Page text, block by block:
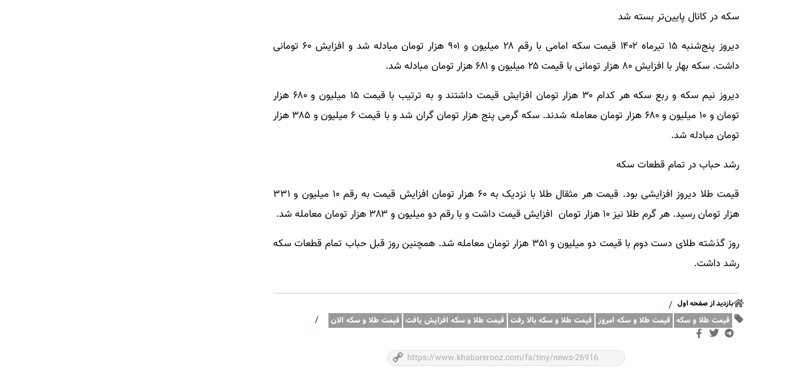
سکه در کانال پایین‌تر بسته شد
دیروز پنج‌شنبه ۱۵ تیرماه ۱۴۰۲ قیمت سکه امامی با رقم ۲۸ میلیون و ۹۰۱ هزار تومان مبادله شد و افزایش ۶۰ تومانی
داشت. سکه بهار با افزایش ۸۰ هزار تومانی با قیمت ۲۵ میلیون و ۶۸۱ هزار تومان مبادله شد.
دیروز نیم سکه و ربع سکه هر کدام ۳۰ هزار تومان افزایش قیمت داشتند و به ترتیب با قیمت ۱۵ میلیون و ۶۸۰ هزار
تومان و ۱۰ میلیون و ۶۸۰ هزار تومان معامله شدند. سکه گرمی پنج هزار تومان گران شد و با قیمت ۶ میلیون و ۳۸۵ هزار
تومان مبادله شد.
رشد حباب در تمام قطعات سکه
قیمت طلا دیروز افزایشی بود. قیمت هر مثقال طلا با نزدیک به ۶۰ هزار تومان افزایش قیمت به رقم ۱۰ میلیون و ۳۳۱
هزار تومان رسید. هر گرم طلا نیز ۱۰ هزار تومان افزایش قیمت داشت و با رقم دو میلیون و ۳۸۳ هزار تومان معامله شد.
روز گذشته طلای دست دوم با قیمت دو میلیون و ۳۵۱ هزار تومان معامله شد. همچنین روز قبل حباب تمام قطعات سکه
رشد داشت.
بازدید از صفحه اول /
قیمت طلا و سکه قیمت طلا و سکه امروز قیمت طلا و سکه بالا رفت قیمت طلا و سکه افزایش یافت قیمت طلا و سکه الان /